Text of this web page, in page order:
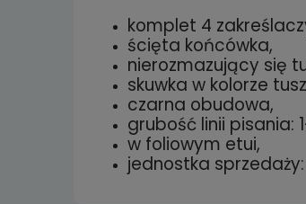
komplet 4
ścięta końcówka,
nierozmazujący się
skuwka w kolorze
czarna obudowa,
grubość linii pisania:
w foliowym etui,
jednostka